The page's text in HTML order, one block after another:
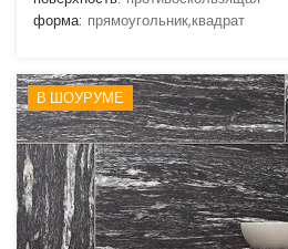
форма: прямоугольник,квадрат
В ШОУРУМЕ